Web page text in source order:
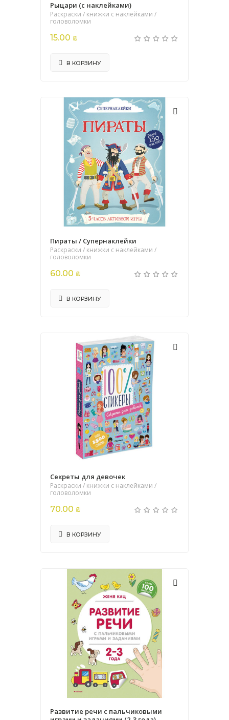
Рыцари (с наклейками)
Раскраски / книжки с наклейками /
головоломки
15.00 ₪
В КОРЗИНУ
Пираты / Супернаклейки
Раскраски / книжки с наклейками /
головоломки
60.00 ₪
В КОРЗИНУ
Секреты для девочек
Раскраски / книжки с наклейками /
головоломки
70.00 ₪
В КОРЗИНУ
Развитие речи с пальчиковыми